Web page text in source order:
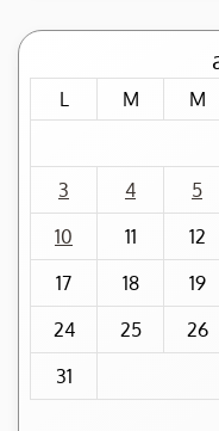
L M M
3
4 5
10
11 12
17
18 19
24
25 26
31